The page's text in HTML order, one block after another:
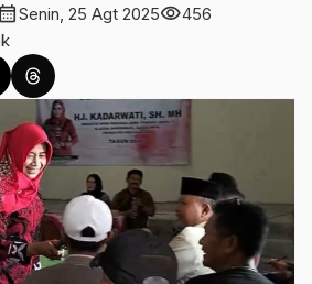
calendar_monthSenin, 25 Agt 2025visibility456